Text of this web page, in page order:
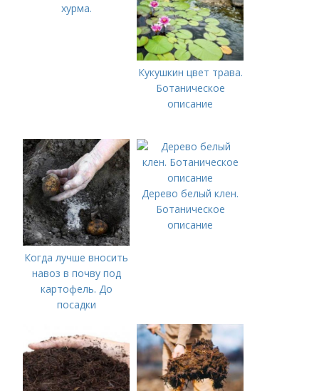
хурма.
Кукушкин цвет трава.
Ботаническое
описание
Когда лучше вносить
навоз в почву под
картофель. До
посадки
Дерево белый клен.
Ботаническое
описание